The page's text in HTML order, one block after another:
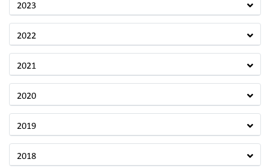
2023
2022
2021
2020
2019
2018